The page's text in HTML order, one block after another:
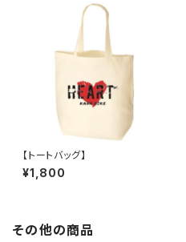
【トートバッグ】
¥1,800
その他の商品